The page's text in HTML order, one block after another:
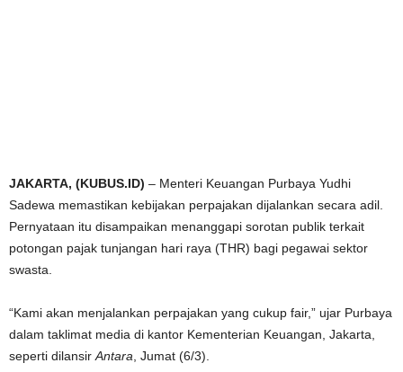
JAKARTA, (KUBUS.ID) – Menteri Keuangan Purbaya Yudhi
Sadewa memastikan kebijakan perpajakan dijalankan secara adil.
Pernyataan itu disampaikan menanggapi sorotan publik terkait
potongan pajak tunjangan hari raya (THR) bagi pegawai sektor
swasta.
“Kami akan menjalankan perpajakan yang cukup fair,” ujar Purbaya
dalam taklimat media di kantor Kementerian Keuangan, Jakarta,
seperti dilansir Antara , Jumat (6/3).